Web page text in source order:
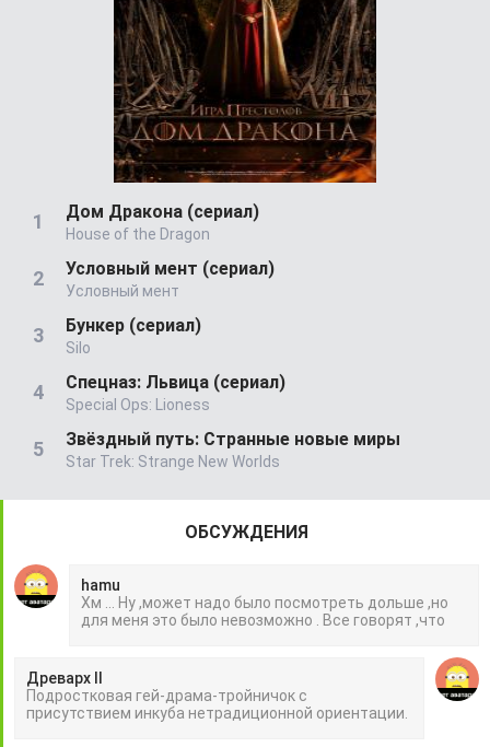
Дом Дракона (сериал)
House of the Dragon
Условный мент (сериал)
Условный мент
Бункер (сериал)
Silo
Спецназ: Львица (сериал)
Special Ops: Lioness
Звёздный путь: Странные новые миры
Star Trek: Strange New Worlds
ОБСУЖДЕНИЯ
hamu
Хм ... Ну ,может надо было посмотреть дольше ,но
для меня это было невозможно . Все говорят ,что
Древарх II
Подростковая гей-драма-тройничок с
присутствием инкуба нетрадиционной ориентации.